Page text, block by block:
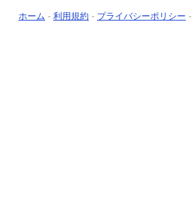
ホーム - 利用規約 - プライバシーポリシー -